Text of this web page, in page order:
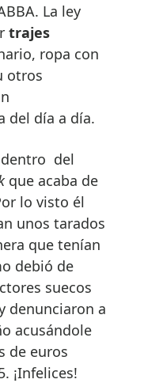
La ley
trajes
ropa con
otros
del día a día.
del
que acaba de
lo visto él
unos tarados
que tenían
debió de
suecos
denunciaron a
acusándole
de euros
¡Infelices!